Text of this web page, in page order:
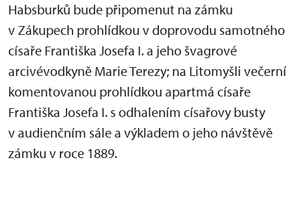
Habsburků bude připomenut na zámku
v Zákupech prohlídkou v doprovodu samotného
císaře Františka Josefa I. a jeho švagrové
arcivévodkyně Marie Terezy; na Litomyšli večerní
komentovanou prohlídkou apartmá císaře
Františka Josefa I. s odhalením císařovy busty
v audienčním sále a výkladem o jeho návštěvě
zámku v roce 1889.